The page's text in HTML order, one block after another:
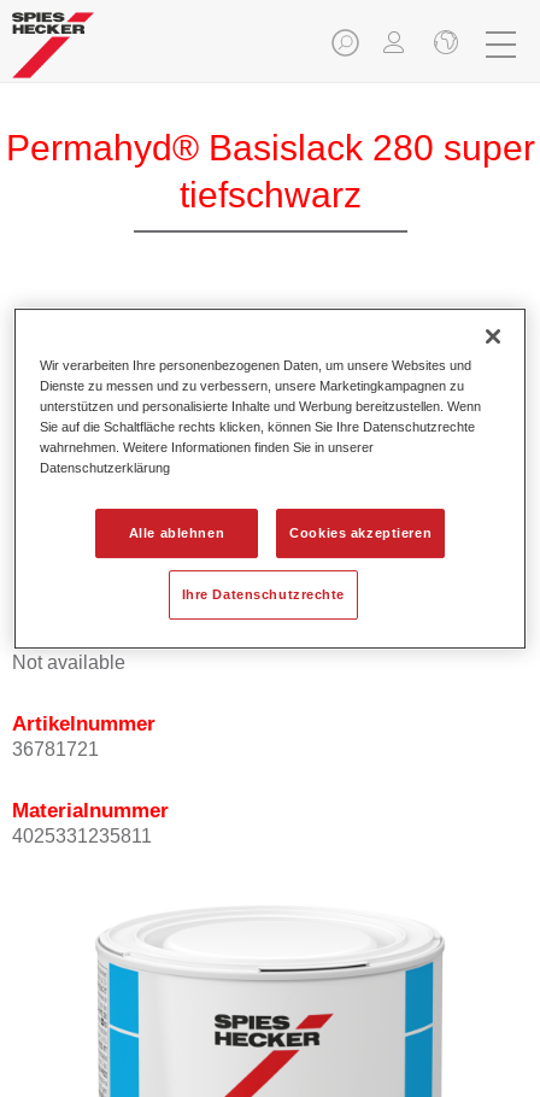
Permahyd® Basislack 280 super
tiefschwarz
Produktmerkmale
Ermöglicht eine einfache und schnelle Verarbeitung in
1,5 Spritzgängen.
Zeigt ein hohes Deckvermögen.
Bietet hohe Farbtongenauigkeit.
Kann mit Permasolid HS Klarlack überlackiert werden.
Not available
Artikelnummer
36781721
Materialnummer
4025331235811
Wir verarbeiten Ihre personenbezogenen Daten, um unsere Websites und
Dienste zu messen und zu verbessern, unsere Marketingkampagnen zu
unterstützen und personalisierte Inhalte und Werbung bereitzustellen. Wenn
Sie auf die Schaltfläche rechts klicken, können Sie Ihre Datenschutzrechte
wahrnehmen. Weitere Informationen finden Sie in unserer
Datenschutzerklärung
Alle ablehnen Cookies akzeptieren
Ihre Datenschutzrechte